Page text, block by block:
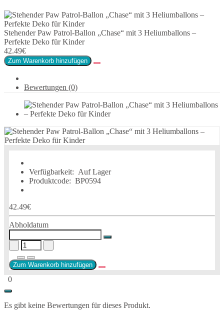
Stehender Paw Patrol-Ballon „Chase“ mit 3 Heliumballons –
Perfekte Deko für Kinder
42.49€
Zum Warenkorb hinzufügen
Bewertungen (0)
Verfügbarkeit: Auf Lager
Produktcode: BP0594
42.49€
Abholdatum
Zum Warenkorb hinzufügen
0
Es gibt keine Bewertungen für dieses Produkt.